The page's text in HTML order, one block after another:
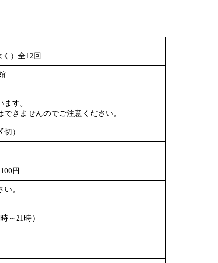
）全12回
ます。
できませんのでご注意ください。
）
円
。
～21時）